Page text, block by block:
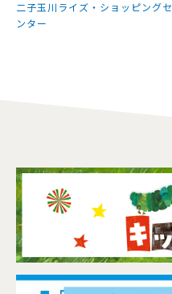
二子玉川ライズ・ショッピングセ
ンター